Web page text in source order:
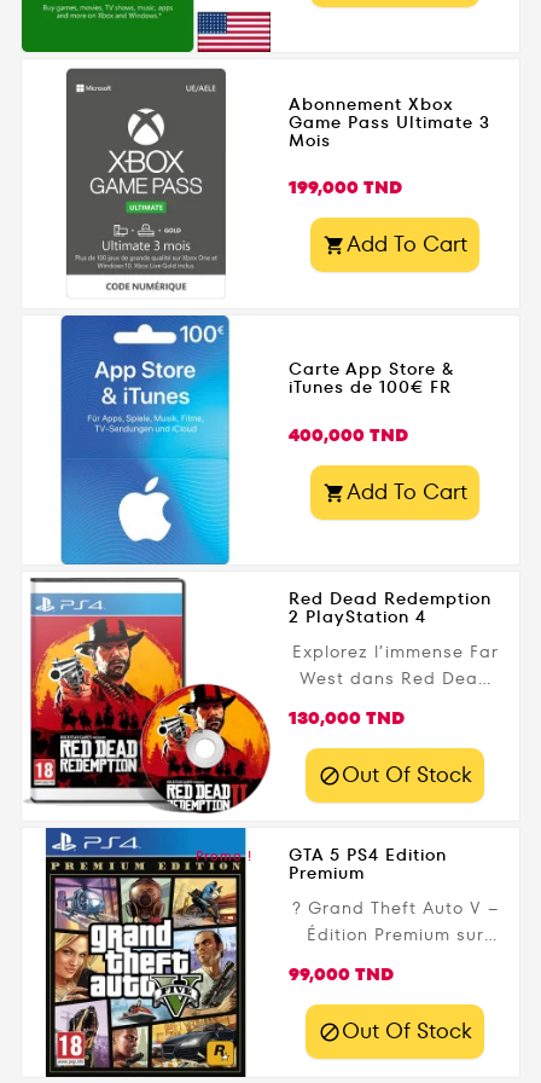
Abonnement Xbox
Game Pass Ultimate 3
Mois
Prix
199,000 TND
Add To Cart
Carte App Store &
iTunes de 100€ FR
Prix
400,000 TND
Add To Cart
Red Dead Redemption
2 PlayStation 4
Explorez l’immense Far
West dans Red Dead
l’épopée légendaire de
Incarnez Arthur
vivez une aventure
action, exploration et
survie dans un monde
ouvert gigantesque et
maintenant sur
Gamezone.tn avec
Prix
130,000 TND
Out Of Stock
Promo ! GTA 5 PS4 Edition
Premium
? Grand Theft Auto V –
Édition Premium sur
l’univers explosif de
Los Santos avec trois
personnages jouables,
Prix
99,000 TND
Out Of Stock